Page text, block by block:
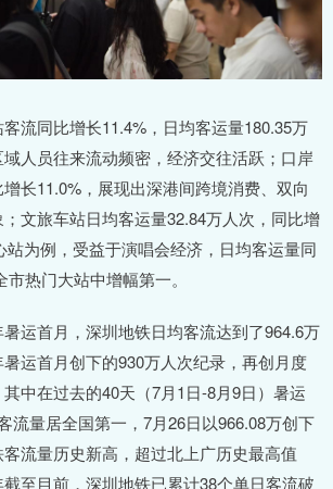
流同比增长11.4%，日均客运量180.35万
人员往来流动频密，经济交往活跃；口岸
长11.0%，展现出深港间跨境消费、双向
文旅车站日均客运量32.84万人次，同比增
站为例，受益于演唱会经济，日均客运量同
热门大站中增幅第一。
运首月，深圳地铁日均客流达到了964.6万
运首月创下的930万人次纪录，再创月度
中在过去的40天（7月1日-8月9日）暑运
流量居全国第一，7月26日以966.08万创下
流量历史新高，超过北上广历史最高值
截至目前，深圳地铁已累计38个单日客流破